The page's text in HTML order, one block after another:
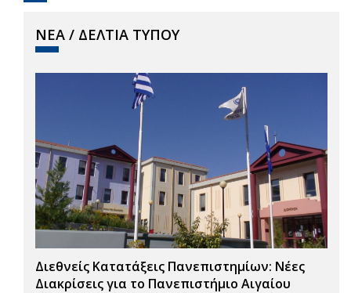
ΝΕΑ / ΔΕΛΤΙΑ ΤΥΠΟΥ
Διεθνείς Κατατάξεις Πανεπιστημίων: Νέες
Διακρίσεις για το Πανεπιστήμιο Αιγαίου